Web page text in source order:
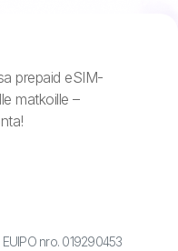
prepaid eSIM-
matkoille –
nro. 019290453